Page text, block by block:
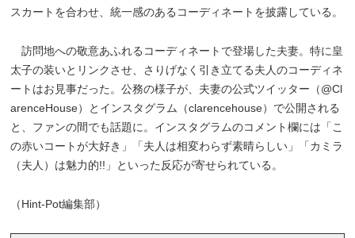
スカートを合わせ、統一感のあるコーディネートを披露している。
訪問地への敬意あふれるコーディネートで登場した夫妻。特に皇
太子の装いとリンクさせ、さりげなく引き立てる夫人のコーディネ
ートはお見事だった。公務の様子が、夫妻の公式ツイッター（@Cl
arenceHouse）とインスタグラム（clarencehouse）で公開される
と、ファンの間でも話題に。インスタグラムのコメント欄には「こ
の赤いコートが大好き」「夫人は相変わらず素晴らしい」「カミラ
（夫人）は魅力的!!」といった反応が寄せられている。
（Hint-Pot編集部）